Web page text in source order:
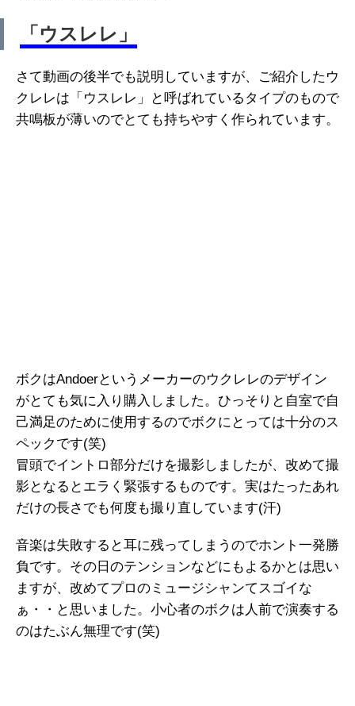
「ウスレレ」
さて動画の後半でも説明していますが、ご紹介したウ
クレレは「ウスレレ」と呼ばれているタイプのもので
共鳴板が薄いのでとても持ちやすく作られています。
ボクはAndoerというメーカーのウクレレのデザイン
がとても気に入り購入しました。ひっそりと自室で自
己満足のために使用するのでボクにとっては十分のス
ペックです(笑)
冒頭でイントロ部分だけを撮影しましたが、改めて撮
影となるとエラく緊張するものです。実はたったあれ
だけの長さでも何度も撮り直しています(汗)
音楽は失敗すると耳に残ってしまうのでホント一発勝
負です。その日のテンションなどにもよるかとは思い
ますが、改めてプロのミュージシャンてスゴイな
ぁ・・と思いました。小心者のボクは人前で演奏する
のはたぶん無理です(笑)